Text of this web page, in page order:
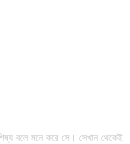
বলে মনে করে সে। সেখান থেকেই